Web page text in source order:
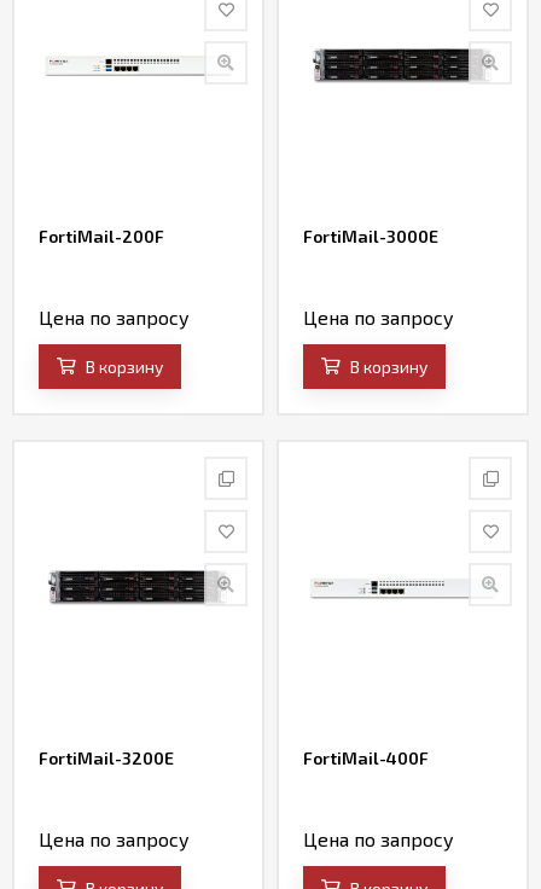
FortiMail-200F
Цена по запросу
В корзину
FortiMail-3000E
Цена по запросу
В корзину
FortiMail-3200E
Цена по запросу
FortiMail-400F
Цена по запросу